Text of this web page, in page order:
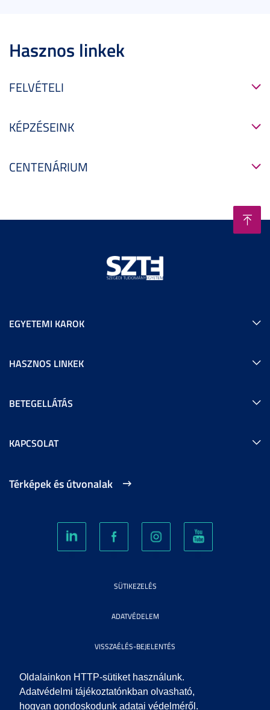
Oldalainkon HTTP-sütiket használunk.
Adatvédelmi tájékoztatónkban olvasható,
hogyan gondoskodunk adatai védelméről.
Hasznos linkek
FELVÉTELI
KÉPZÉSEINK
CENTENÁRIUM
EGYETEMI KAROK
HASZNOS LINKEK
BETEGELLÁTÁS
KAPCSOLAT
Térképek és útvonalak
SÜTIKEZELÉS
ADATVÉDELEM
VISSZAÉLÉS-BEJELENTÉS
KÖZÉRDEKŰ ADATOK
IMPRESSZUM